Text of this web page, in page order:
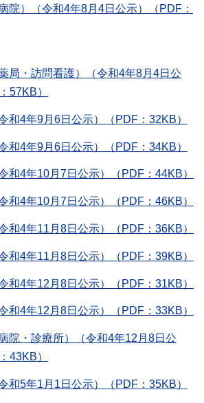
院）（令和4年8月4日公示）（PDF：
局・訪問看護）（令和4年8月4日公
57KB）
和4年9月6日公示）（PDF：32KB）
和4年9月6日公示）（PDF：34KB）
和4年10月7日公示）（PDF：44KB）
和4年10月7日公示）（PDF：46KB）
和4年11月8日公示）（PDF：36KB）
和4年11月8日公示）（PDF：39KB）
和4年12月8日公示）（PDF：31KB）
和4年12月8日公示）（PDF：33KB）
院・診療所）（令和4年12月8日公
43KB）
和5年1月1日公示）（PDF：35KB）